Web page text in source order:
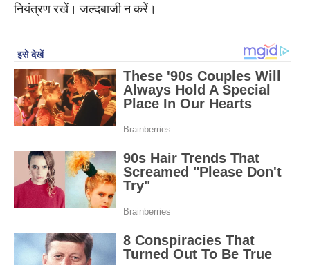
नियंत्रण रखें। जल्दबाजी न करें।